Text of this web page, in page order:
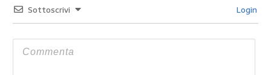
Sottoscrivi Login